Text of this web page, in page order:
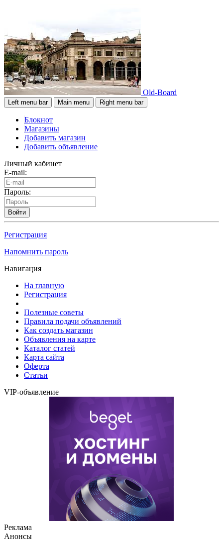
Old-Board
Left menu bar Main menu Right menu bar
Блокнот
Магазины
Добавить магазин
Добавить объявление
Личный кабинет
E-mail:
Пароль:
Войти
Регистрация
Напомнить пароль
Навигация
На главную
Регистрация
Полезные советы
Правила подачи объявлений
Как создать магазин
Объявления на карте
Каталог статей
Карта сайта
Оферта
Статьи
VIP-объявление
Реклама
Анонсы